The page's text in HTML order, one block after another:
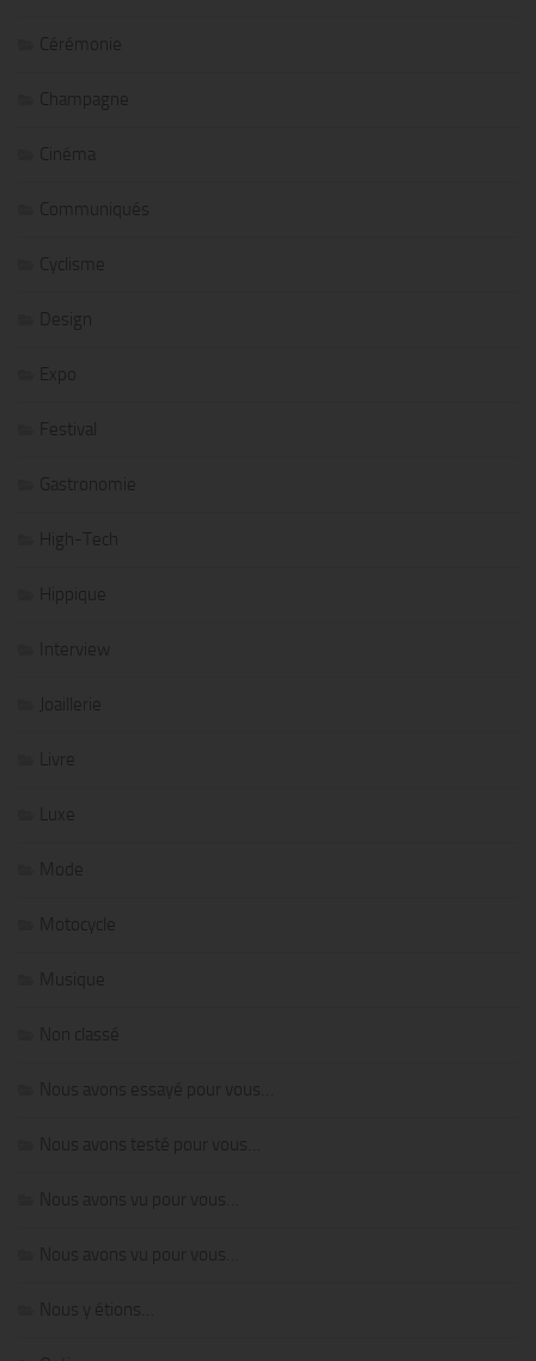
Cérémonie
Champagne
Cinéma
Communiqués
Cyclisme
Design
Expo
Festival
Gastronomie
High-Tech
Hippique
Interview
Joaillerie
Livre
Luxe
Mode
Motocycle
Musique
Non classé
Nous avons essayé pour vous…
Nous avons testé pour vous…
Nous avons vu pour vous…
Nous avons vu pour vous…
Nous y étions…